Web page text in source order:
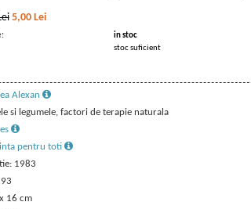
5,00 Lei
in stoc
stoc suficient
Alexan
si legumele, factori de terapie naturala
pentru toti
1983
16 cm